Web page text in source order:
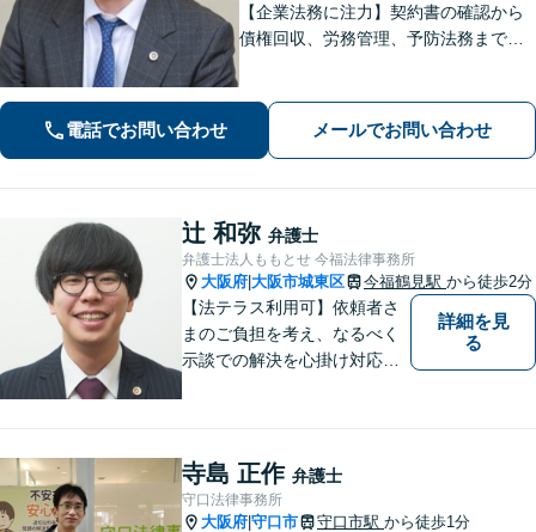
【企業法務に注力】契約書の確認から
債権回収、労務管理、予防法務までサ
で、まずはお気軽にご相談ください。
電話でお問い合わせ メールでお問い合わせ
辻 和弥 弁護士
弁護士法人ももとせ 今福法律事務所
大阪府 大阪市城東区 今福鶴見駅 から徒歩2分
【法テラス利用可】依頼者さ
まのご負担を考え、なるべく
示談での解決を心掛け対応い
で頼れる弁護士を目指しま
す。【休日相談可】【今福鶴
見駅2分】
詳細を見
る
寺島 正作 弁護士
守口法律事務所
大阪府 守口市 守口市駅 から徒歩1分